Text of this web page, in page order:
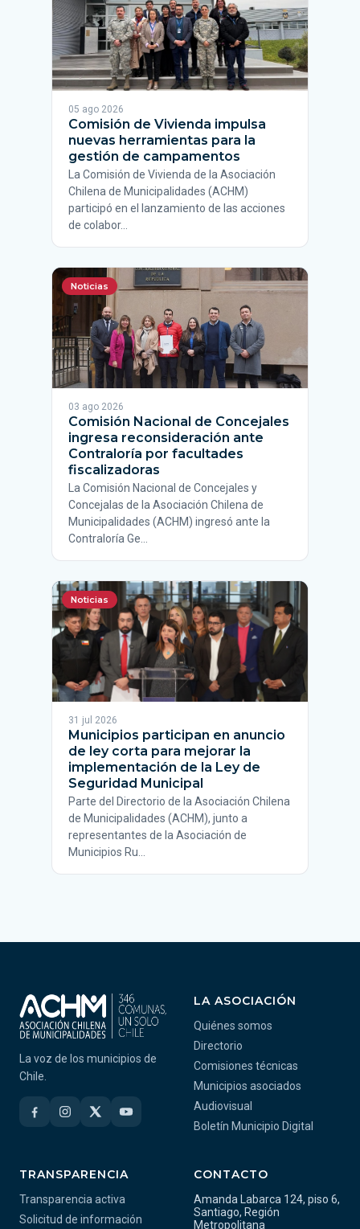
05 ago 2026
Comisión de Vivienda impulsa
nuevas herramientas para la
gestión de campamentos
La Comisión de Vivienda de la Asociación
Chilena de Municipalidades (ACHM)
participó en el lanzamiento de las acciones
de colabor…
Noticias
03 ago 2026
Comisión Nacional de Concejales
ingresa reconsideración ante
Contraloría por facultades
fiscalizadoras
La Comisión Nacional de Concejales y
Concejalas de la Asociación Chilena de
Municipalidades (ACHM) ingresó ante la
Contraloría Ge…
Noticias
31 jul 2026
Municipios participan en anuncio
de ley corta para mejorar la
implementación de la Ley de
Seguridad Municipal
Parte del Directorio de la Asociación Chilena
de Municipalidades (ACHM), junto a
representantes de la Asociación de
Municipios Ru…
La voz de los municipios de
Chile.
LA ASOCIACIÓN
Quiénes somos
Directorio
Comisiones técnicas
Municipios asociados
Audiovisual
Boletín Municipio Digital
TRANSPARENCIA
Transparencia activa
Solicitud de información
CONTACTO
Amanda Labarca 124, piso 6,
Santiago, Región
Metropolitana